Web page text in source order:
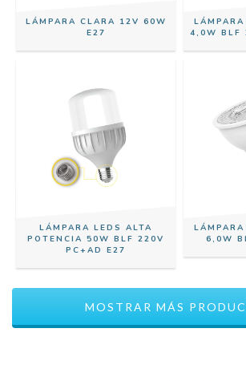
LÁMPARA CLARA 12V 60W
E27
4,0W BLF
LÁMPARA LEDS ALTA
POTENCIA 50W BLF 220V
PC+AD E27
6,0W
MOSTRAR MÁS